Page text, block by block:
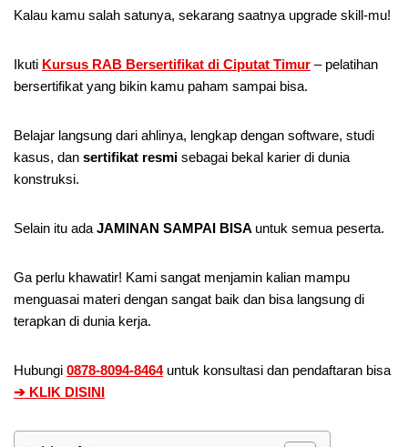
Kalau kamu salah satunya, sekarang saatnya upgrade skill-mu!
Ikuti Kursus RAB Bersertifikat di Ciputat Timur – pelatihan
bersertifikat yang bikin kamu paham sampai bisa.
Belajar langsung dari ahlinya, lengkap dengan software, studi
kasus, dan sertifikat resmi sebagai bekal karier di dunia
konstruksi.
Selain itu adaJAMINAN SAMPAI BISA untuk semua peserta.
Ga perlu khawatir! Kami sangat menjamin kalian mampu
menguasai materi dengan sangat baik dan bisa langsung di
terapkan di dunia kerja.
Hubungi 0878-8094-8464untuk konsultasi dan pendaftaran bisa
➔ KLIK DISINI